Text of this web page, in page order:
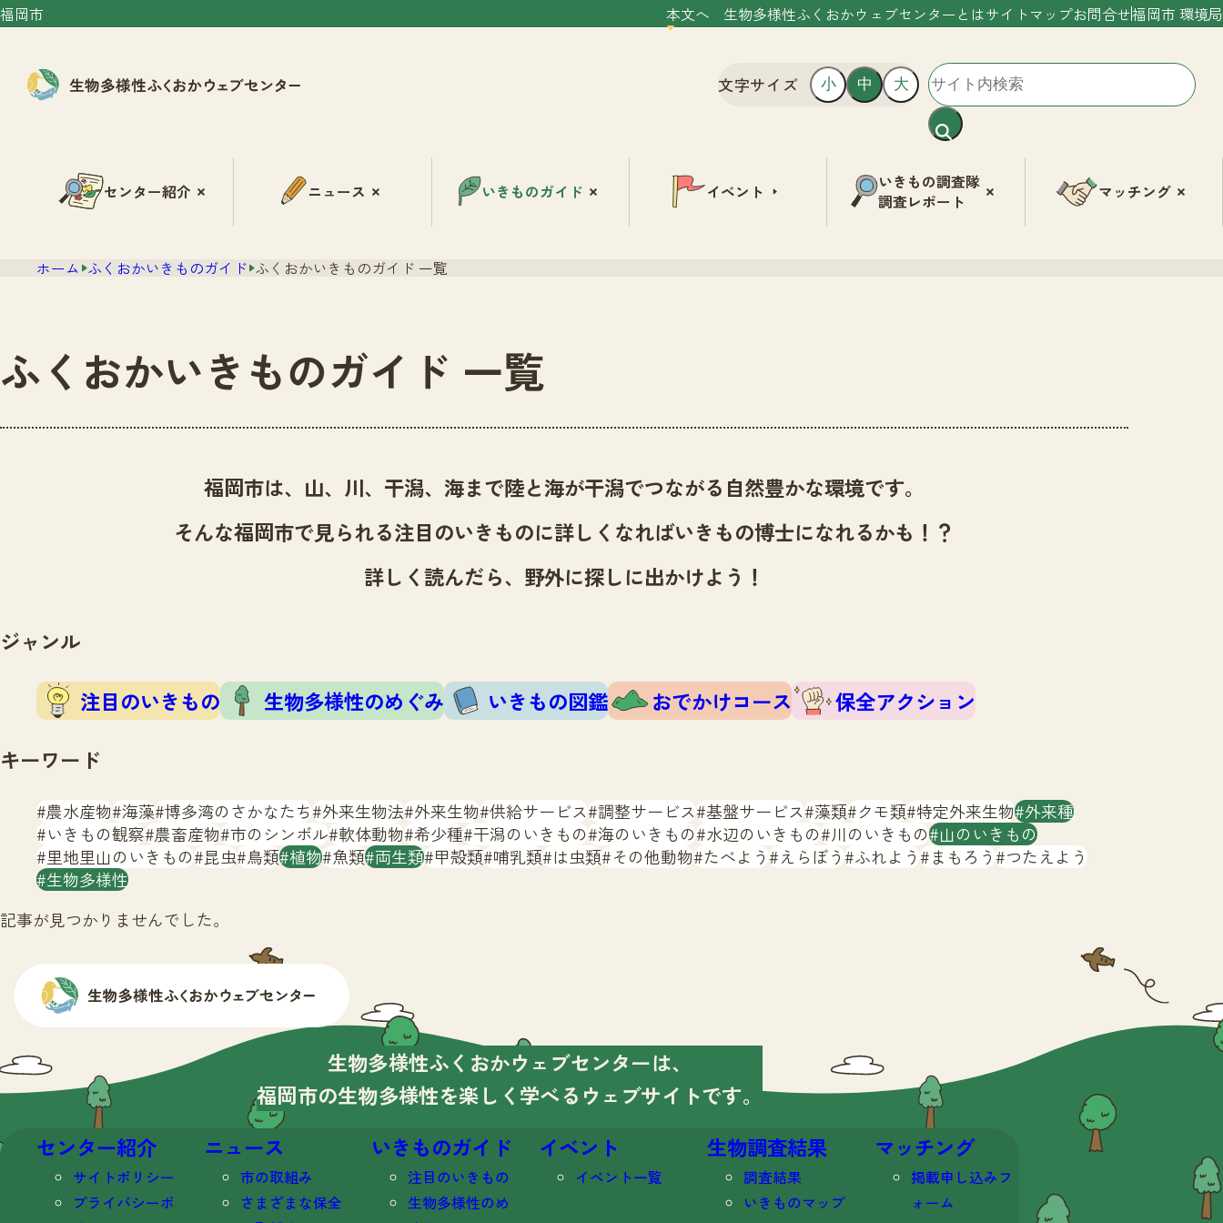
福岡市 本文へ 生物多様性ふくおかウェブセンターとはサイトマップお問合せ福岡市 環境局
文字サイズ 小 中 大
センター紹介 ニュース いきものガイド イベント
いきもの調査隊
調査レポート
マッチング
ホーム ふくおかいきものガイド ふくおかいきものガイド 一覧
ふくおかいきものガイド 一覧
福岡市は、山、川、干潟、海まで陸と海が干潟でつながる自然豊かな環境です。
そんな福岡市で見られる注目のいきものに詳しくなればいきもの博士になれるかも！？
詳しく読んだら、野外に探しに出かけよう！
ジャンル
注目のいきもの 生物多様性のめぐみ いきもの図鑑 おでかけコース
保全アクション
キーワード
農水産物 海藻 博多湾のさかなたち 外来生物法 外来生物 供給サービス 調整サービス 基盤サービス 藻類 クモ類 特定外来生物 外来種
いきもの観察 農畜産物 市のシンボル 軟体動物 希少種 干潟のいきもの 海のいきもの 水辺のいきもの 川のいきもの 山のいきもの
里地里山のいきもの 昆虫 鳥類 植物 魚類 両生類 甲殻類 哺乳類 は虫類 その他動物 たべよう えらぼう ふれよう まもろう つたえよう
生物多様性
記事が見つかりませんでした。
生物多様性ふくおかウェブセンターは、
福岡市の生物多様性を楽しく学べる ウェブサイトです。
センター紹介
サイトポリシー
プライバシーポ
ニュース
市の取組み
さまざまな保全
いきものガイド
注目のいきもの
生物多様性のめ
イベント
イベント一覧
生物調査結果
調査結果
いきものマップ
マッチング
掲載申し込みフ
ォーム